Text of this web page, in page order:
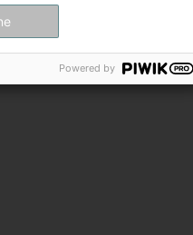
Powered by